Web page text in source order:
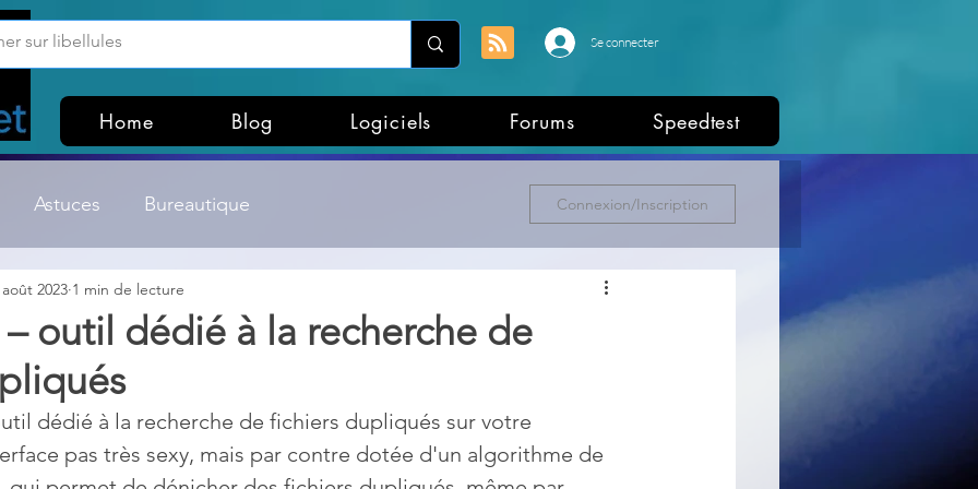
Se connecter
Home Blog Logiciels Forums Speedtest
Astuces Bureautique
Customisation Windows
de fichiers
& Photoshop Linux
Connexion/Inscription
outil dédié à la recherche de
août 2023 1 min de lecture
dédié à la recherche de fichiers dupliqués sur votre
pas très sexy, mais par contre dotée d'un algorithme de